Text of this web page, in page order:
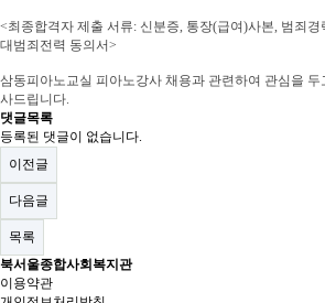
<최종합격자 제출 서류: 신분증, 통장(급여)사본, 범죄
대범죄전력 동의서>
삼동피아노교실 피아노강사 채용과 관련하여 관심을
사드립니다.
댓글목록
등록된 댓글이 없습니다.
이전글
다음글
목록
북서울종합사회복지관
이용약관